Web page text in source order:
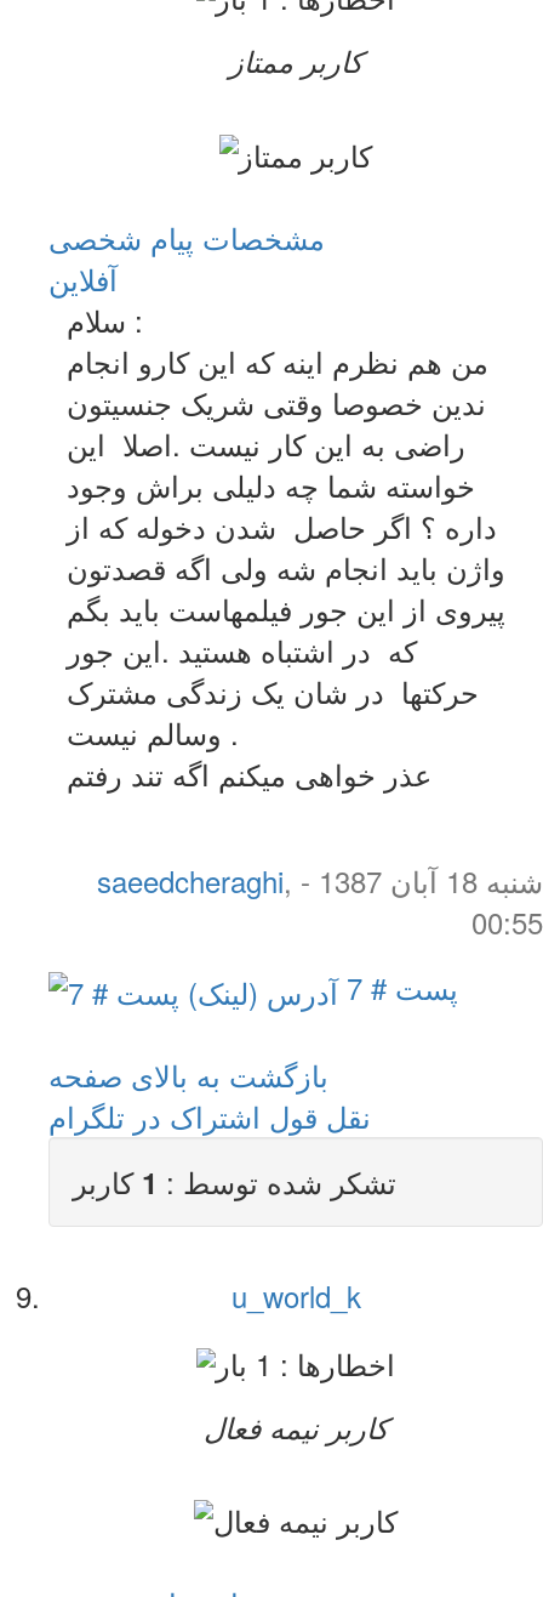
کاربر ممتاز
مشخصات پیام شخصی
آفلاين
سلام :
من هم نظرم اینه که این کارو انجام
ندین خصوصا وقتی شریک جنسیتون
راضی به این کار نیست .اصلا این
خواسته شما چه دلیلی براش وجود
داره ؟ اگر حاصل شدن دخوله که از
واژن باید انجام شه ولی اگه قصدتون
پیروی از این جور فیلمهاست باید بگم
که در اشتباه هستید .این جور
حرکتها در شان یک زندگی مشترک
وسالم نیست .
عذر خواهی میکنم اگه تند رفتم
saeedcheraghi,
00:55
پست # 7
بازگشت به بالای صفحه
نقل قول اشتراک در تلگرام
تشکر شده توسط : 1 کاربر
u_world_k
کاربر نيمه فعال